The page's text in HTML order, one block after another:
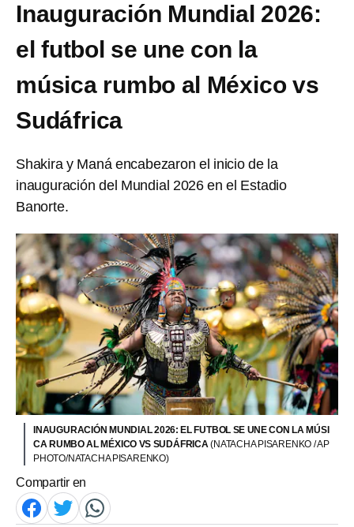
Inauguración Mundial 2026:
el futbol se une con la
música rumbo al México vs
Sudáfrica
Shakira y Maná encabezaron el inicio de la
inauguración del Mundial 2026 en el Estadio
Banorte.
INAUGURACIÓN MUNDIAL 2026: EL FUTBOL SE UNE CON LA MÚSI
CA RUMBO AL MÉXICO VS SUDÁFRICA(NATACHA PISARENKO / AP
PHOTO/NATACHA PISARENKO)
Compartir en